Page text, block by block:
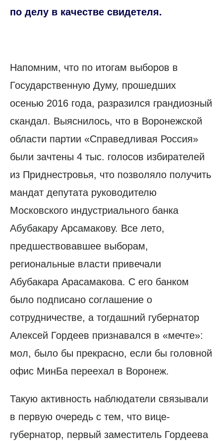
по делу в качестве свидетеля.
Напомним, что по итогам выборов в
Государственную Думу, прошедших
осенью 2016 года, разразился грандиозный
скандал. Выяснилось, что в Воронежской
области партии «Справедливая Россия»
были зачтены 4 тыс. голосов избирателей
из Приднестровья, что позволяло получить
мандат депутата руководителю
Московского индустриального банка
Абубакару Арсамакову. Все лето,
предшествовавшее выборам,
региональные власти привечали
Абубакара Арасамакова. С его банком
было подписано соглашение о
сотрудничестве, а тогдашний губернатор
Алексей Гордеев признавался в «мечте»:
мол, было бы прекрасно, если бы головной
офис МинБа переехал в Воронеж.
Такую активность наблюдатели связывали
в первую очередь с тем, что вице-
губернатор, первый заместитель Гордеева